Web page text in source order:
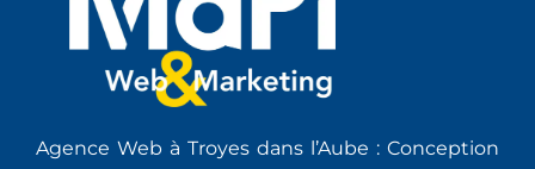
Agence Web à Troyes dans l’Aube : Conception